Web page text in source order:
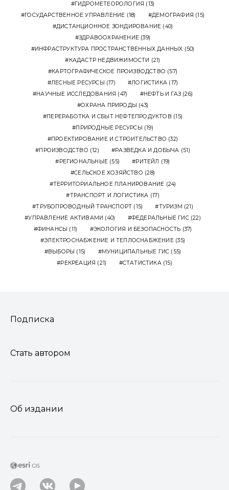
ГИДРОМЕТЕОРОЛОГИЯ (13)
ГОСУДАРСТВЕННОЕ УПРАВЛЕНИЕ (18) ДЕМОГРАФИЯ (15)
ДИСТАНЦИОННОЕ ЗОНДИРОВАНИЕ (40)
ЗДРАВООХРАНЕНИЕ (39)
ИНФРАСТРУКТУРА ПРОСТРАНСТВЕННЫХ ДАННЫХ (50)
КАДАСТР НЕДВИЖИМОСТИ (21)
КАРТОГРАФИЧЕСКОЕ ПРОИЗВОДСТВО (57)
ЛЕСНЫЕ РЕСУРСЫ (17) ЛОГИСТИКА (17)
НАУЧНЫЕ ИССЛЕДОВАНИЯ (47) НЕФТЬ И ГАЗ(26)
ОХРАНА ПРИРОДЫ (43)
ПЕРЕРАБОТКА И СБЫТ НЕФТЕПРОДУКТОВ (15)
ПРИРОДНЫЕ РЕСУРСЫ (19)
ПРОЕКТИРОВАНИЕ И СТРОИТЕЛЬСТВО (32)
ПРОИЗВОДСТВО (12) РАЗВЕДКА И ДОБЫЧА (51)
РЕГИОНАЛЬНЫЕ (55) РИТЕЙЛ (19)
СЕЛЬСКОЕ ХОЗЯЙСТВО (28)
ТЕРРИТОРИАЛЬНОЕ ПЛАНИРОВАНИЕ (24)
ТРАНСПОРТ И ЛОГИСТИКА (17)
ТРУБОПРОВОДНЫЙ ТРАНСПОРТ (15) ТУРИЗМ (21)
УПРАВЛЕНИЕ АКТИВАМИ (40) ФЕДЕРАЛЬНЫЕ ГИС(22)
ФИНАНСЫ (11) ЭКОЛОГИЯ И БЕЗОПАСНОСТЬ (37)
ЭЛЕКТРОСНАБЖЕНИЕ И ТЕПЛОСНАБЖЕНИЕ(35)
ВЫБОРЫ (15) МУНИЦИПАЛЬНЫЕ ГИС (55)
РЕКРЕАЦИЯ (21) СТАТИСТИКА(15)
Подписка
Стать автором
Об издании